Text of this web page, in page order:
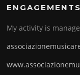
ENGAGEMENTS
My activity is